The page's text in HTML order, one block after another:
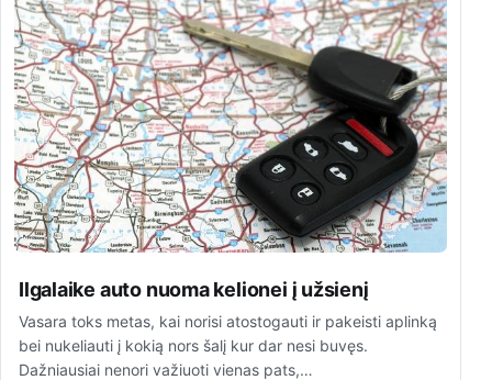
Ilgalaike auto nuoma kelionei į užsienį
Vasara toks metas, kai norisi atostogauti ir pakeisti aplinką
bei nukeliauti į kokią nors šalį kur dar nesi buvęs.
Dažniausiai nenori važiuoti vienas pats,…